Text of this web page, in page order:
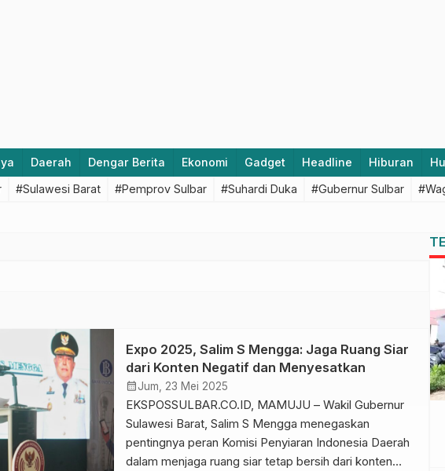
Daerah Dengar Berita Ekonomi Gadget Headline Hiburan
#Sulawesi Barat #Pemprov Sulbar #Suhardi Duka #Gubernur Sulbar
Expo 2025, Salim S Mengga: Jaga Ruang Siar
dari Konten Negatif dan Menyesatkan
calendar_monthJum, 23 Mei 2025
EKSPOSSULBAR.CO.ID, MAMUJU – Wakil Gubernur
Sulawesi Barat, Salim S Mengga menegaskan
pentingnya peran Komisi Penyiaran Indonesia Daerah
dalam menjaga ruang siar tetap bersih dari konten